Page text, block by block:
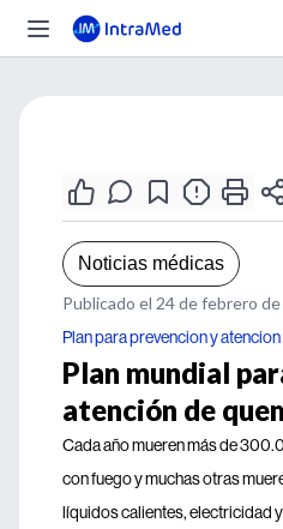
Noticias médicas
Publicado el 24 de febrero
Plan para prevencion y
Plan mundial
atención de
Cada año mueren más de
con fuego y muchas otras
líquidos calientes, electricidad